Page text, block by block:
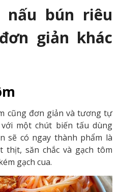
nấu bún riêu
giản khác
cũng đơn giản và tương tự
một chút biến tấu dùng
sẽ có ngay thành phẩm là
săn chắc và gạch tôm
gạch cua.